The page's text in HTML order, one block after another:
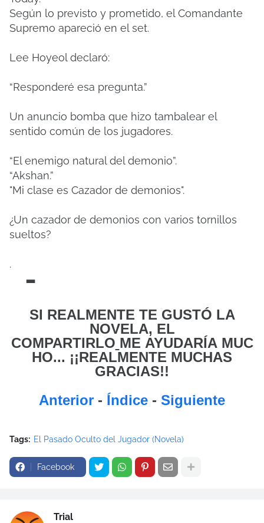
Según lo previsto y prometido, el Comandante
Supremo apareció en el set.
Lee Hoyeol declaró:
“Responderé esa pregunta.”
Un anuncio bomba que hizo tambalear el
sentido común de los jugadores.
“El enemigo natural del demonio”.
“Akshan.”
"Mi clase es Cazador de demonios".
¿Un cazador de demonios con varios tornillos
sueltos?
. -
SI REALMENTE TE GUSTÓ LA
NOVELA, EL
COMPARTIRLO ME AYUDARÍA MUC
HO... ¡¡REALMENTE MUCHAS
GRACIAS!!
Anterior - Índice - Siguiente
Tags: El Pasado Oculto del Jugador (Novela)
Facebook
Trial